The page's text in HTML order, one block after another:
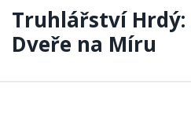
Truhlářství
Dveře na Míru